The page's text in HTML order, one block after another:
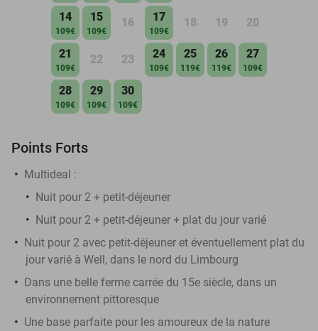
14
109€
15
109€
16 17
109€
18 19 20
21
109€
22 23 24
109€
25
119€
26
119€
27
109€
28
109€
29
109€
30
109€
Points Forts
Multideal :
Nuit pour 2 + petit-déjeuner
Nuit pour 2 + petit-déjeuner + plat du jour varié
Nuit pour 2 avec petit-déjeuner et éventuellement plat du
jour varié à Well, dans le nord du Limbourg
Dans une belle ferme carrée du 15e siècle, dans un
environnement pittoresque
Une base parfaite pour les amoureux de la nature